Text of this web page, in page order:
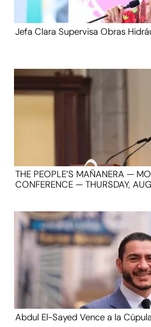
Jefa Clara Supervisa Obras
THE PEOPLE’S MAÑANERA —
CONFERENCE — THURSDAY,
Abdul El-Sayed Vence a la